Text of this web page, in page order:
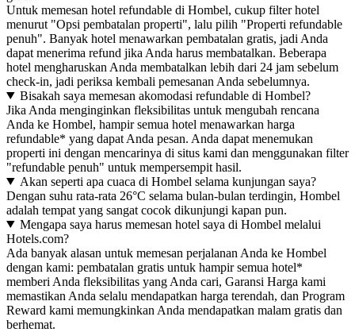
Untuk memesan hotel refundable di Hombel, cukup filter hotel
menurut "Opsi pembatalan properti", lalu pilih "Properti refundable
penuh". Banyak hotel menawarkan pembatalan gratis, jadi Anda
dapat menerima refund jika Anda harus membatalkan. Beberapa
hotel mengharuskan Anda membatalkan lebih dari 24 jam sebelum
check-in, jadi periksa kembali pemesanan Anda sebelumnya.
Bisakah saya memesan akomodasi refundable di Hombel?
Jika Anda menginginkan fleksibilitas untuk mengubah rencana
Anda ke Hombel, hampir semua hotel menawarkan harga
refundable* yang dapat Anda pesan. Anda dapat menemukan
properti ini dengan mencarinya di situs kami dan menggunakan filter
"refundable penuh" untuk mempersempit hasil.
Akan seperti apa cuaca di Hombel selama kunjungan saya?
Dengan suhu rata-rata 26°C selama bulan-bulan terdingin, Hombel
adalah tempat yang sangat cocok dikunjungi kapan pun.
Mengapa saya harus memesan hotel saya di Hombel melalui
Hotels.com?
Ada banyak alasan untuk memesan perjalanan Anda ke Hombel
dengan kami: pembatalan gratis untuk hampir semua hotel*
memberi Anda fleksibilitas yang Anda cari, Garansi Harga kami
memastikan Anda selalu mendapatkan harga terendah, dan Program
Reward kami memungkinkan Anda mendapatkan malam gratis dan
berhemat.